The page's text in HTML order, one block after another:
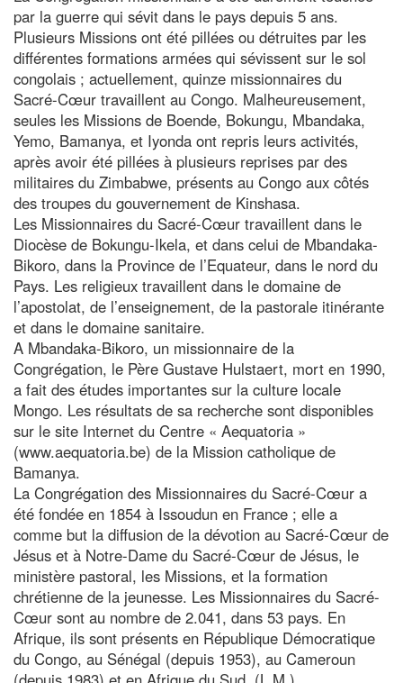
par la guerre qui sévit dans le pays depuis 5 ans.
Plusieurs Missions ont été pillées ou détruites par les
différentes formations armées qui sévissent sur le sol
congolais ; actuellement, quinze missionnaires du
Sacré-Cœur travaillent au Congo. Malheureusement,
seules les Missions de Boende, Bokungu, Mbandaka,
Yemo, Bamanya, et Iyonda ont repris leurs activités,
après avoir été pillées à plusieurs reprises par des
militaires du Zimbabwe, présents au Congo aux côtés
des troupes du gouvernement de Kinshasa.
Les Missionnaires du Sacré-Cœur travaillent dans le
Diocèse de Bokungu-Ikela, et dans celui de Mbandaka-
Bikoro, dans la Province de l’Equateur, dans le nord du
Pays. Les religieux travaillent dans le domaine de
l’apostolat, de l’enseignement, de la pastorale itinérante
et dans le domaine sanitaire.
A Mbandaka-Bikoro, un missionnaire de la
Congrégation, le Père Gustave Hulstaert, mort en 1990,
a fait des études importantes sur la culture locale
Mongo. Les résultats de sa recherche sont disponibles
sur le site Internet du Centre « Aequatoria »
(www.aequatoria.be) de la Mission catholique de
Bamanya.
La Congrégation des Missionnaires du Sacré-Cœur a
été fondée en 1854 à Issoudun en France ; elle a
comme but la diffusion de la dévotion au Sacré-Cœur de
Jésus et à Notre-Dame du Sacré-Cœur de Jésus, le
ministère pastoral, les Missions, et la formation
chrétienne de la jeunesse. Les Missionnaires du Sacré-
Cœur sont au nombre de 2.041, dans 53 pays. En
Afrique, ils sont présents en République Démocratique
du Congo, au Sénégal (depuis 1953), au Cameroun